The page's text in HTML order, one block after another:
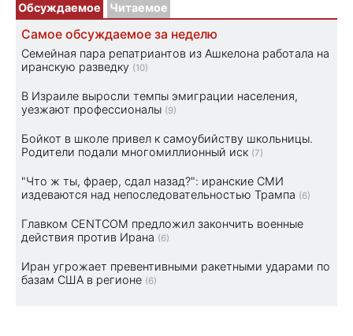
Обсуждаемое Читаемое
Самое обсуждаемое за неделю
Семейная пара репатриантов из Ашкелона работала на
иранскую разведку (10)
В Израиле выросли темпы эмиграции населения,
уезжают профессионалы (9)
Бойкот в школе привел к самоубийству школьницы.
Родители подали многомиллионный иск (7)
"Что ж ты, фраер, сдал назад?": иранские СМИ
издеваются над непоследовательностью Трампа (6)
Главком CENTCOM предложил закончить военные
действия против Ирана (6)
Иран угрожает превентивными ракетными ударами по
базам США в регионе (6)